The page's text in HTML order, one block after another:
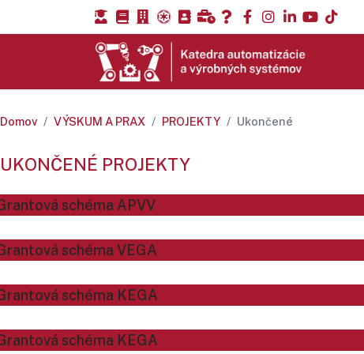
Domov VÝSKUM A PRAX PROJEKTY Ukončené
UKONČENÉ PROJEKTY
schéma APVV
schéma VEGA
schéma KEGA
schéma KEGA